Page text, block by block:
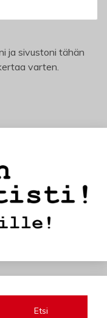
ja sivustoni tähän
varten.
Etsi